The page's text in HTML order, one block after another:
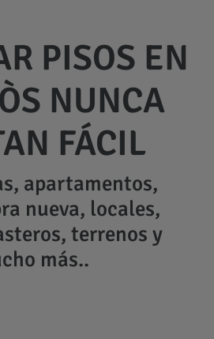
PISOS EN
NUNCA
FÁCIL
apartamentos,
nueva, locales,
terrenos y
más..